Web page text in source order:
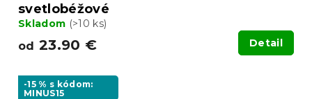
svetlobéžové
Skladom (>10 ks)
od 23.90 € Detail
-15 % s kódom:
MINUS15